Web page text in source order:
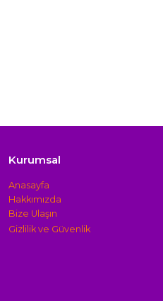
Kurumsal
Anasayfa
Hakkımızda
Bize Ulaşın
Gizlilik ve Güvenlik